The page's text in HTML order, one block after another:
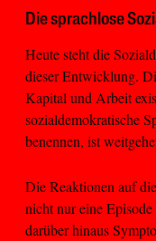
Die sprachlose
Heute steht die
dieser Entwicklung.
Kapital und Arbeit
sozialdemokratische
benennen, ist
Die Reaktionen auf
nicht nur eine
darüber hinaus